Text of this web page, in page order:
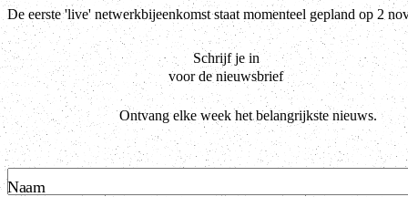
De eerste 'live' netwerkbijeenkomst staat momenteel gepland op 2
Schrijf je in
voor de nieuwsbrief
Ontvang elke week het belangrijkste nieuws.
Naam